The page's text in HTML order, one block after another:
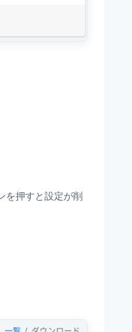
を押すと設定が削